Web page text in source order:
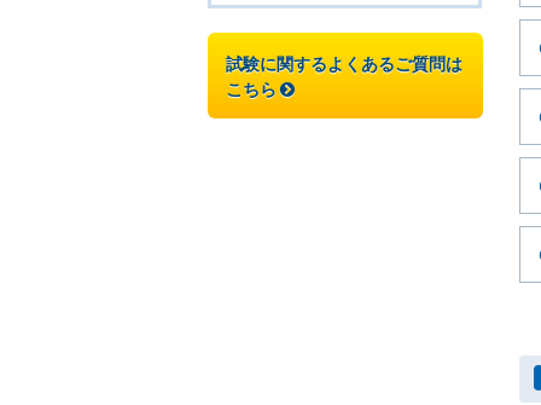
試験に関するよくあるご質問は
こちら